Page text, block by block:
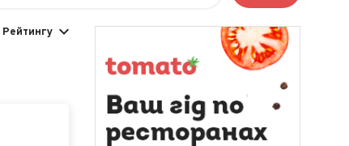
Рейтингу